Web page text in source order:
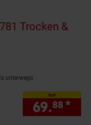
Trocken &
unterwegs
nur
69.88 *